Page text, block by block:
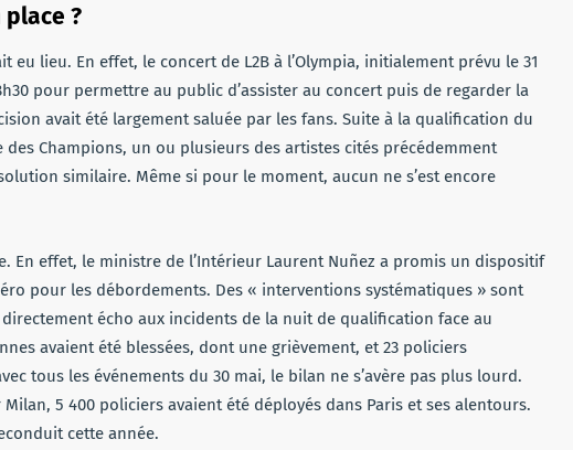
?
eu lieu. En effet, le concert de L2B à l’Olympia, initialement prévu le 31
pour permettre au public d’assister au concert puis de regarder la
avait été largement saluée par les fans. Suite à la qualification du
des Champions, un ou plusieurs des artistes cités précédemment
similaire. Même si pour le moment, aucun ne s’est encore
En effet, le ministre de l’Intérieur Laurent Nuñez a promis un dispositif
pour les débordements. Des « interventions systématiques » sont
écho aux incidents de la nuit de qualification face au
avaient été blessées, dont une grièvement, et 23 policiers
tous les événements du 30 mai, le bilan ne s’avère pas plus lourd.
Milan, 5 400 policiers avaient été déployés dans Paris et ses alentours.
cette année.